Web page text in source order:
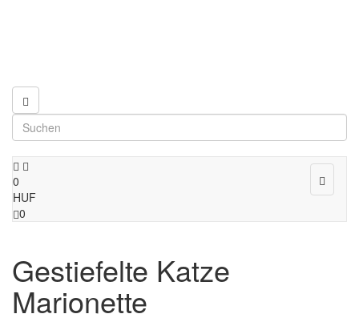
Toggle
0
HUF
0
Gestiefelte Katze
Marionette